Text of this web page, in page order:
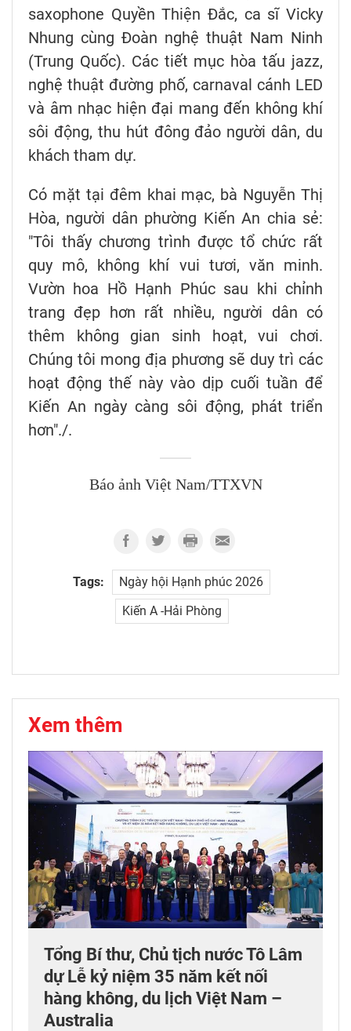
saxophone Quyền Thiện Đắc, ca sĩ Vicky
Nhung cùng Đoàn nghệ thuật Nam Ninh
(Trung Quốc). Các tiết mục hòa tấu jazz,
nghệ thuật đường phố, carnaval cánh LED
và âm nhạc hiện đại mang đến không khí
sôi động, thu hút đông đảo người dân, du
khách tham dự.
Có mặt tại đêm khai mạc, bà Nguyễn Thị
Hòa, người dân phường Kiến An chia sẻ:
"Tôi thấy chương trình được tổ chức rất
quy mô, không khí vui tươi, văn minh.
Vườn hoa Hồ Hạnh Phúc sau khi chỉnh
trang đẹp hơn rất nhiều, người dân có
thêm không gian sinh hoạt, vui chơi.
Chúng tôi mong địa phương sẽ duy trì các
hoạt động thế này vào dịp cuối tuần để
Kiến An ngày càng sôi động, phát triển
hơn"./.
Báo ảnh Việt Nam/TTXVN
Tags:
Ngày hội Hạnh phúc 2026
Kiến A -Hải Phòng
Xem thêm
Tổng Bí thư, Chủ tịch nước Tô Lâm
dự Lễ kỷ niệm 35 năm kết nối
hàng không, du lịch Việt Nam –
Australia